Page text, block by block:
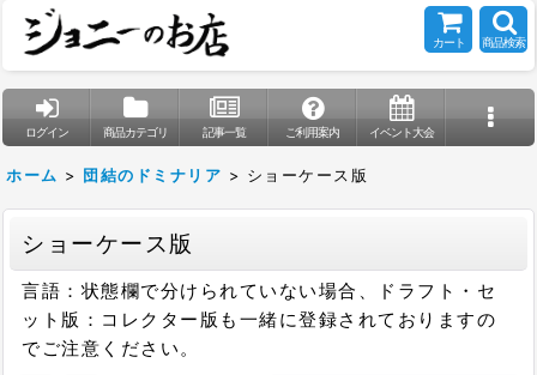
カート 商品検索
ログイン 商品カテゴリ 記事一覧 ご利用案内 イベント大会
ホーム > 団結のドミナリア > ショーケース版
ショーケース版
言語：状態欄で分けられていない場合、ドラフト・セ
ット版：コレクター版も一緒に登録されておりますの
でご注意ください。